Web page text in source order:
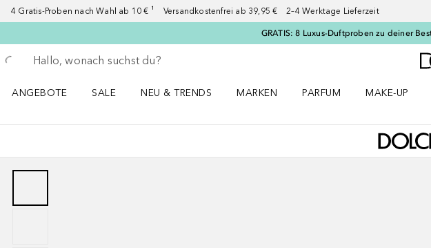
4 Gratis-Proben nach Wahl ab 10 € ¹ Versandkostenfrei ab 39,95 € 2–4 Werktage Lieferzeit
GRATIS: 8 Luxus-Duftproben zu deiner
Gehe zurück
Suche ausführen
ANGEBOTE
SALE
NEU & TRENDS
MARKEN
PARFUM
MAKE-UP